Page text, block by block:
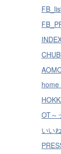
OT～
いい